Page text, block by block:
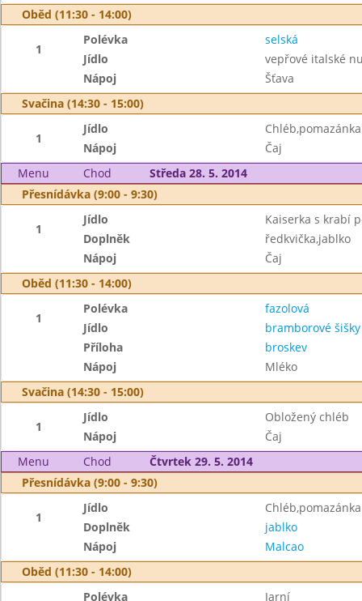
Oběd (11:30 - 14:00)
1
Polévka
selská
Jídlo
vepřové italské
Nápoj
Šťava
Svačina (14:30 - 15:00)
1
Jídlo
Nápoj
Čaj
Menu
Chod
Středa 28. 5. 2014
Přesnídávka (9:00 - 9:30)
1
Jídlo
Kaiserka s krabí
Doplněk
ředkvička,jablko
Nápoj
Čaj
Oběd (11:30 - 14:00)
1
Polévka
fazolová
Jídlo
bramborové
Příloha
broskev
Nápoj
Mléko
Svačina (14:30 - 15:00)
1
Jídlo
Obložený chléb
Nápoj
Čaj
Menu
Chod
Čtvrtek 29. 5. 2014
Přesnídávka (9:00 - 9:30)
1
Jídlo
Doplněk
jablko
Nápoj
Malcao
Oběd (11:30 - 14:00)
Polévka Jarní